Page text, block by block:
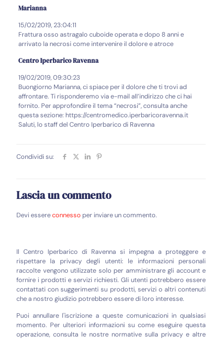
Marianna
15/02/2019, 23:04:11
Frattura osso astragalo cuboide operata e dopo 8 anni e
arrivato la necrosi come intervenire il dolore e atroce
Centro Iperbarico Ravenna
19/02/2019, 09:30:23
Buongiorno Marianna, ci spiace per il dolore che ti trovi ad
affrontare. Ti risponderemo via e-mail all’indirizzo che ci hai
fornito. Per approfondire il tema “necrosi”, consulta anche
questa sezione: https://centromedico.iperbaricoravenna.it
Saluti, lo staff del Centro Iperbarico di Ravenna
Condividi su:
Lascia un commento
Devi essereconnesso per inviare un commento.
Il Centro Iperbarico di Ravenna si impegna a proteggere e
rispettare la privacy degli utenti: le informazioni personali
raccolte vengono utilizzate solo per amministrare gli account e
fornire i prodotti e servizi richiesti. Gli utenti potrebbero essere
contattati con suggerimenti su prodotti, servizi o altri contenuti
che a nostro giudizio potrebbero essere di loro interesse.
Puoi annullare l'iscrizione a queste comunicazioni in qualsiasi
momento. Per ulteriori informazioni su come eseguire questa
operazione, consulta le nostre normative sulla privacy e altre